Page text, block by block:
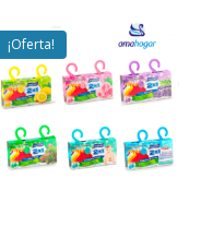
€3,65.
€2,95.
¡Oferta!